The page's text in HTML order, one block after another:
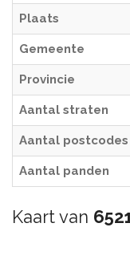
Plaats
Gemeente
Provincie
Aantal straten
Aantal postcodes
Aantal panden
Kaart van